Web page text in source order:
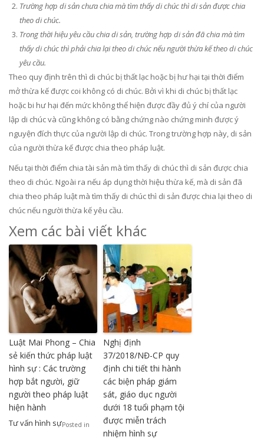
Trường hợp di sản chưa chia mà tìm thấy di chúc thì di sản được chia
theo di chúc.
Trong thời hiệu yêu cầu chia di sản, trường hợp di sản đã chia mà tìm
thấy di chúc thì phải chia lại theo di chúc nếu người thừa kế theo di chúc
yêu cầu.
Theo quy định trên thì di chúc bị thất lạc hoặc bị hư hại tại thời điểm
mở thừa kế được coi không có di chúc. Bởi vì khi di chúc bị thất lạc
hoặc bi hư hại đến mức không thể hiện được đầy đủ ý chí của người
lập di chúc và cũng không có bằng chứng nào chứng minh được ý
nguyện đích thực của người lập di chúc. Trong trường hợp này, di sản
của người thừa kế được chia theo pháp luật.
Nếu tại thời điểm chia tài sản mà tìm thấy di chúc thì di sản được chia
theo di chúc. Ngoài ra nếu áp dụng thời hiệu thừa kế, mà di sản đã
chia theo pháp luật mà tìm thấy di chúc thì di sản được chia lại theo di
chúc nếu người thừa kế yêu cầu.
Xem các bài viết khác
Luật Mai Phong – Chia
sẻ kiến thức pháp luật
hình sự : Các trường
hợp bắt người, giữ
người theo pháp luật
hiện hành
Posted in
Tư vấn hình sự
Nghị định
37/2018/NĐ-CP quy
định chi tiết thi hành
các biện pháp giám
sát, giáo dục người
dưới 18 tuổi phạm tội
được miễn trách
nhiệm hình sự